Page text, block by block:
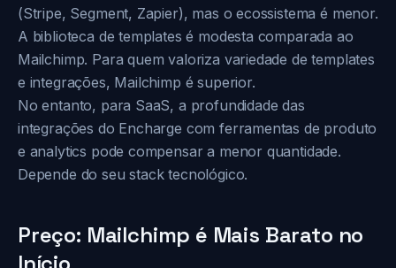
(Stripe, Segment, Zapier), mas o ecossistema é menor.
A biblioteca de templates é modesta comparada ao
Mailchimp. Para quem valoriza variedade de templates
e integrações, Mailchimp é superior.
No entanto, para SaaS, a profundidade das
integrações do Encharge com ferramentas de produto
e analytics pode compensar a menor quantidade.
Depende do seu stack tecnológico.
Preço: Mailchimp é Mais Barato no